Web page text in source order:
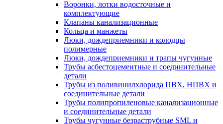
Воронки, лотки водосточные и
комплектующие
Клапаны канализационные
Кольца и манжеты
Люки, дождеприемники и колодцы
полимерные
Люки, дождеприемники и трапы чугунные
Трубы асбестоцементные и соединительные
детали
Трубы из поливинилхлорида ПВХ, НПВХ и
соединительные детали
Трубы полипропиленовые канализационные
и соединительные детали
Трубы чугунные безраструбные SML и